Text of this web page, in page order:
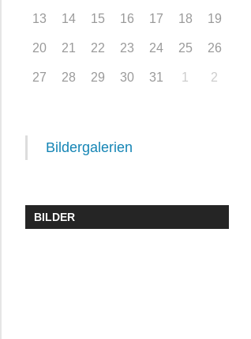
13 14 15 16 17 18 19
20 21 22 23 24 25 26
27 28 29 30 31 1 2
Bildergalerien
BILDER